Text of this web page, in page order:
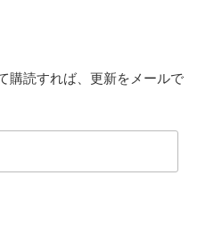
購読すれば、更新をメールで